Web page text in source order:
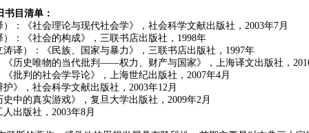
目清单：
：《社会理论与现代社会学》，社会科学文献出版社，2003年7月
：《社会的构成》，三联书店出版社，1998年
译）：《民族、国家与暴力》，三联书店出版社，1997年
《历史唯物的当代批判——权力、财产与国家》，上海译文出版社，
批判的社会学导论》，上海世纪出版社，2007年4月
》，社会科学文献出版社，2003年12月
中的真实游戏》，复旦大学出版社，2009年2月
出版社，2003年8月